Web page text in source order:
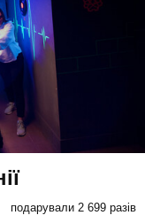
подарували 2 699 разів